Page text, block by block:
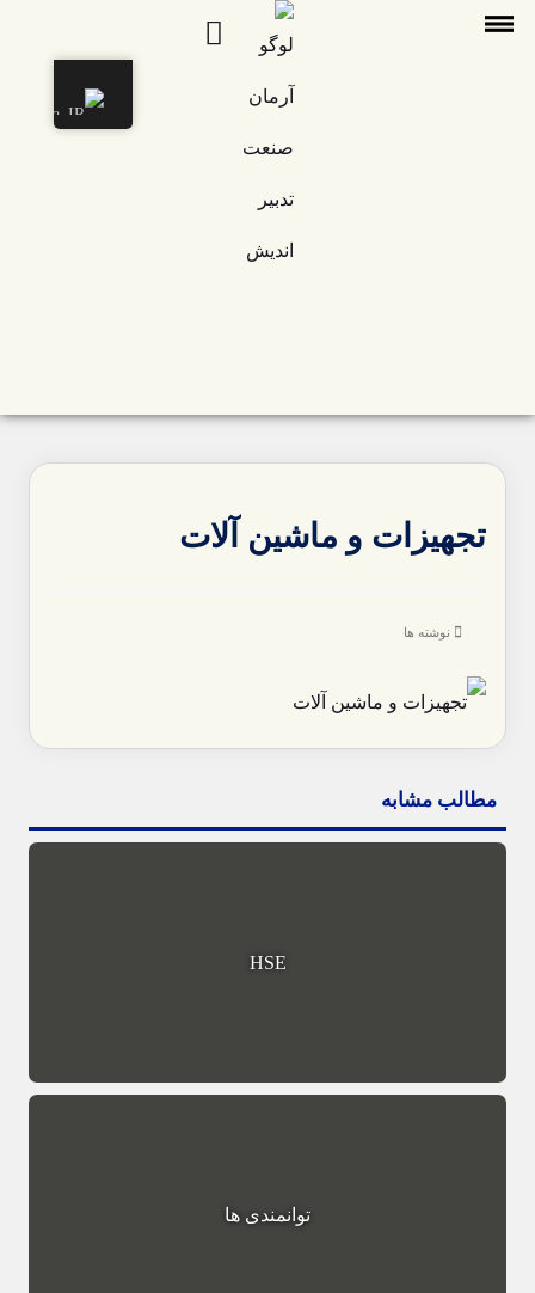
تجهیزات و ماشین آلات
نوشته ها
مطالب مشابه
HSE
توانمندی ها